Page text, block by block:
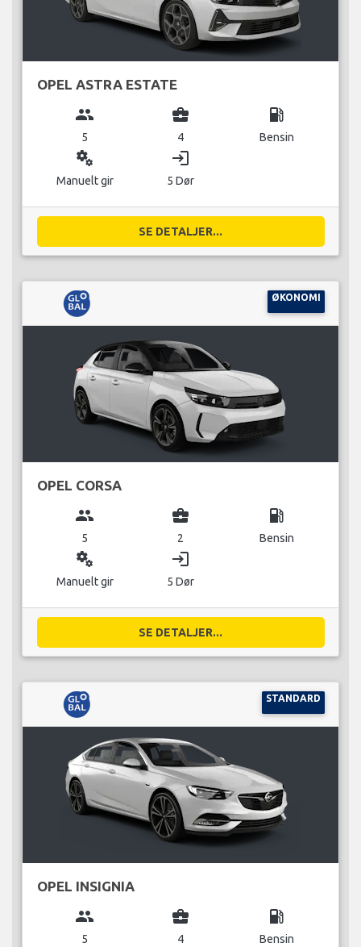
OPEL ASTRA ESTATE
group
5
business_center
4
local_gas_station
Bensin
miscellaneous_services
Manuelt gir
login
5 Dør
SE DETALJER...
ØKONOMI
OPEL CORSA
group
5
business_center
2
local_gas_station
Bensin
miscellaneous_services
Manuelt gir
login
5 Dør
SE DETALJER...
STANDARD
OPEL INSIGNIA
group
5
business_center
4
local_gas_station
Bensin